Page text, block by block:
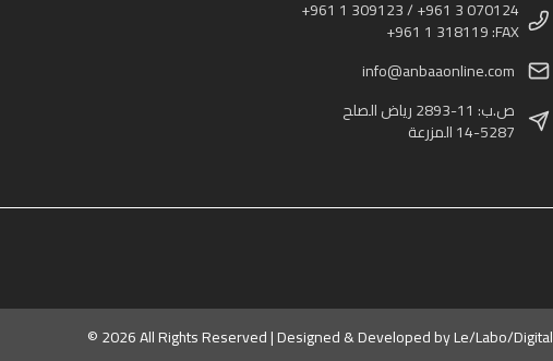
+961 1 309123 / +961 3 070124
+961 1 318119 :FAX
info@anbaaonline.com
ص.ب: 11-2893 رياض الصلح
14-5287 المزرعة
© 2026 All Rights Reserved | Designed & Developed byLe/Labo/Digital